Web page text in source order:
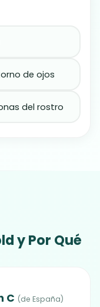
de ojos
del rostro
y Por Qué
C (de España)